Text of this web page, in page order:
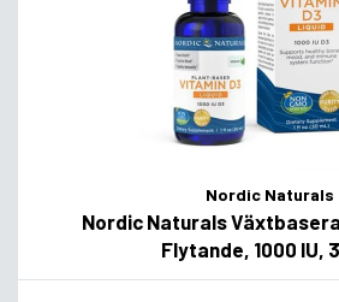
Nordic Naturals
Nordic Naturals
Flytande, 1000 IU,